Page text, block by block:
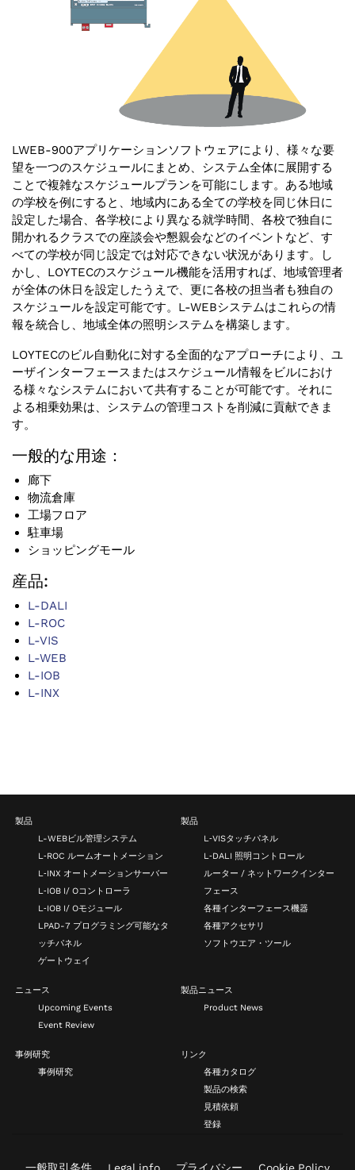
LWEB-900アプリケーションソフトウェアにより、様々な要
望を一つのスケジュールにまとめ、システム全体に展開する
ことで複雑なスケジュールプランを可能にします。ある地域
の学校を例にすると、地域内にある全ての学校を同じ休日に
設定した場合、各学校により異なる就学時間、各校で独自に
開かれるクラスでの座談会や懇親会などのイベントなど、す
べての学校が同じ設定では対応できない状況があります。し
かし、LOYTECのスケジュール機能を活用すれば、地域管理者
が全体の休日を設定したうえで、更に各校の担当者も独自の
スケジュールを設定可能です。L-WEBシステムはこれらの情
報を統合し、地域全体の照明システムを構築します。
LOYTECのビル自動化に対する全面的なアプローチにより、ユ
ーザインターフェースまたはスケジュール情報をビルにおけ
る様々なシステムにおいて共有することが可能です。それに
よる相乗効果は、システムの管理コストを削減に貢献できま
す。
一般的な用途：
廊下
物流倉庫
工場フロア
駐車場
ショッピングモール
産品:
L-DALI
L-ROC
L-VIS
L-WEB
L-IOB
L-INX
製品
L-WEBビル管理システム
L‑ROC ルームオートメーション
L‑INX オートメーションサーバー
L‑IOB I/ Oコントローラ
L‑IOB I/ Oモジュール
LPAD-7 プログラミング可能なタ
ッチパネル
ゲートウェイ
製品
L‑VISタッチパネル
L‑DALI 照明コントロール
ルーター / ネットワークインター
フェース
各種インターフェース機器
各種アクセサリ
ソフトウエア・ツール
ニュース
Upcoming Events
Event Review
製品ニュース
Product News
事例研究
事例研究
リンク
各種カタログ
製品の検索
見積依頼
登録